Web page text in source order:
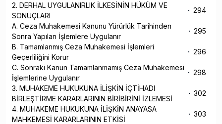
2. DERHAL UYGULANIRLIK İLKESİNİN HÜKÜM VE
SONUÇLARI
294
A. Ceza Muhakemesi Kanunu Yürürlük Tarihinden
Sonra Yapılan İşlemlere Uygulanır
295
B. Tamamlanmış Ceza Muhakemesi İşlemleri
Geçerliliğini Korur
296
C. Sonraki Kanun Tamamlanmamış Ceza Muhakemesi
İşlemlerine Uygulanır
298
3. MUHAKEME HUKUKUNA İLİŞKİN İÇTİHADI
BİRLEŞTİRME KARARLARININ BİRİBİRİNİ İZLEMESİ
302
4. MUHAKEME HUKUKUNA İLİŞKİN ANAYASA
MAHKEMESİ KARARLARININ ETKİSİ
303